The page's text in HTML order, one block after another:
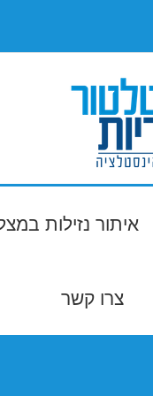
איתור נזילות
צרו קשר